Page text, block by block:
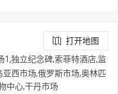
打开地图
1,独立纪念碑,索菲特酒店,监
西市场,俄罗斯市场,奥林匹
中心,干丹市场